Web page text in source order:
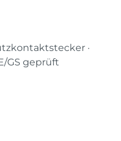
·
GS geprüft